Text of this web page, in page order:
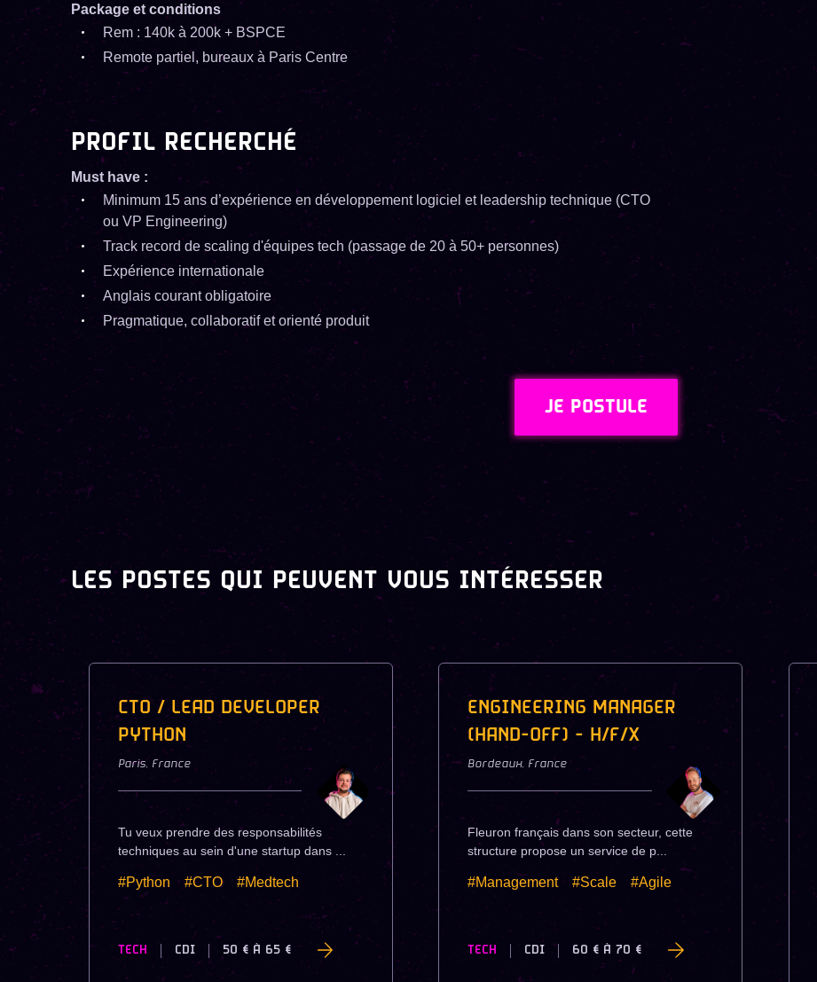
Package et conditions
Rem : 140k à 200k + BSPCE
Remote partiel, bureaux à Paris Centre
PROFIL RECHERCHÉ
Must have :
Minimum 15 ans d’expérience en développement logiciel et leadership technique (CTO
ou VP Engineering)
Track record de scaling d'équipes tech (passage de 20 à 50+ personnes)
Expérience internationale
Anglais courant obligatoire
Pragmatique, collaboratif et orienté produit
JE POSTULE
LES POSTES QUI PEUVENT VOUS INTÉRESSER
CTO / LEAD DEVELOPER
PYTHON
Paris, France
Tu veux prendre des responsabilités
techniques au sein d'une startup dans ...
#Python #CTO #Medtech
TECH CDI 50 € À 65 €
ENGINEERING MANAGER
(HAND-OFF) - H/F/X
Bordeaux, France
Fleuron français dans son secteur, cette
structure propose un service de p...
#Management #Scale #Agile
TECH CDI 60 € À 70 €